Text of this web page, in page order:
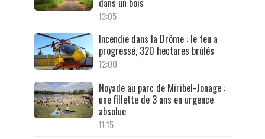
dans un bois
13:05
Incendie dans la Drôme : le feu a
progressé, 320 hectares brûlés
12:00
Noyade au parc de Miribel-Jonage :
une fillette de 3 ans en urgence
absolue
11:15